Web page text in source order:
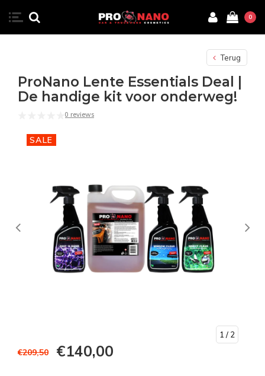
0
Terug
ProNano Lente Essentials Deal |
De handige kit voor onderweg!
0 reviews
SALE
1 / 2
€209,50 €140,00